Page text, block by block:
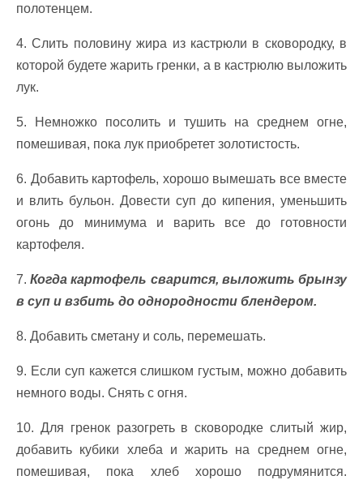
полотенцем.
4. Слить половину жира из кастрюли в сковородку, в
которой будете жарить гренки, а в кастрюлю выложить
лук.
5. Немножко посолить и тушить на среднем огне,
помешивая, пока лук приобретет золотистость.
6. Добавить картофель, хорошо вымешать все вместе
и влить бульон. Довести суп до кипения, уменьшить
огонь до минимума и варить все до готовности
картофеля.
7.Когда картофель сварится, выложить брынзу
в суп и взбить до однородности блендером.
8. Добавить сметану и соль, перемешать.
9. Если суп кажется слишком густым, можно добавить
немного воды. Снять с огня.
10. Для гренок разогреть в сковородке слитый жир,
добавить кубики хлеба и жарить на среднем огне,
помешивая, пока хлеб хорошо подрумянится.